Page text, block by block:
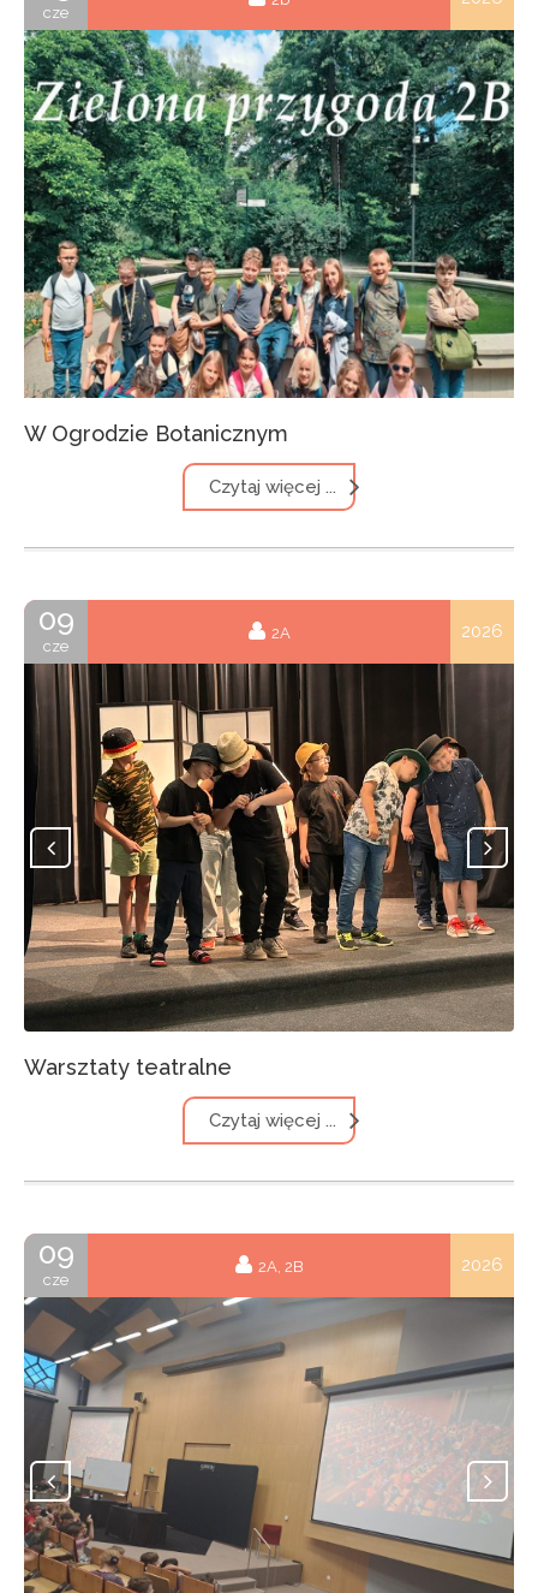
cze
W Ogrodzie Botanicznym
Czytaj więcej ...
09
cze
2A 2026
Warsztaty teatralne
Czytaj więcej ...
09
cze
2A, 2B 2026